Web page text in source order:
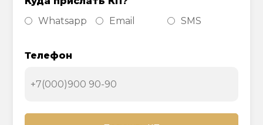
Whatsapp
Email SMS
Телефон